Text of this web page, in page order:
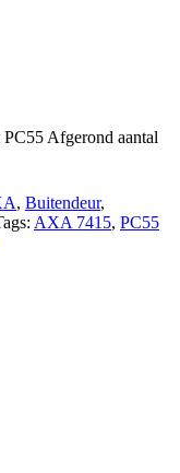
Afgerond aantal
, Buitendeur,
AXA 7415, PC55